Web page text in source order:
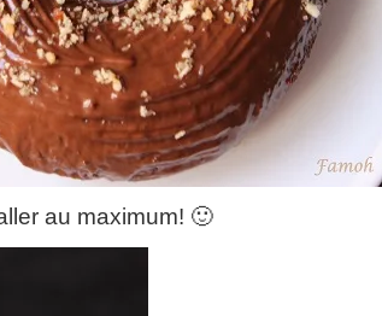
au maximum! 🙂